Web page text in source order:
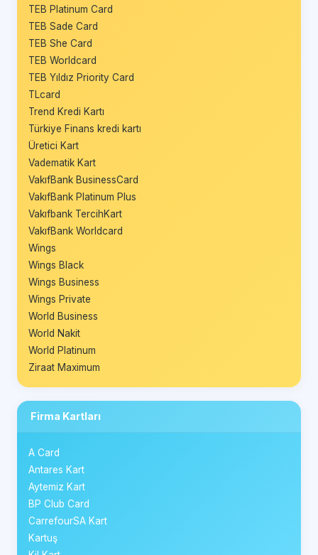
TEB Platinum Card
TEB Sade Card
TEB She Card
TEB Worldcard
TEB Yıldız Priority Card
TLcard
Trend Kredi Kartı
Türkiye Finans kredi kartı
Üretici Kart
Vadematik Kart
VakıfBank BusinessCard
VakıfBank Platinum Plus
Vakıfbank TercihKart
VakıfBank Worldcard
Wings
Wings Black
Wings Business
Wings Private
World Business
World Nakit
World Platinum
Ziraat Maximum
Firma Kartları
A Card
Antares Kart
Aytemiz Kart
BP Club Card
CarrefourSA Kart
Kartuş